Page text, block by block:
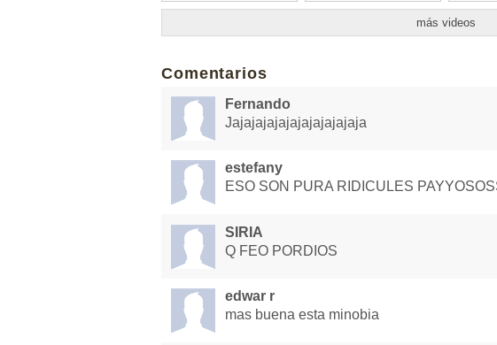
más videos
Comentarios
Fernando
Jajajajajajajajajajajaja
estefany
ESO SON PURA RIDICULES
SIRIA
Q FEO PORDIOS
edwar r
mas buena esta minobia